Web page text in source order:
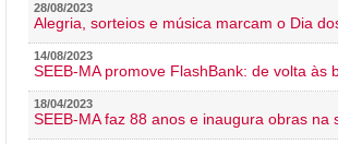
28/08/2023
Alegria, sorteios e música marcam o Dia
14/08/2023
SEEB-MA promove FlashBank: de volta às
18/04/2023
SEEB-MA faz 88 anos e inaugura obras na